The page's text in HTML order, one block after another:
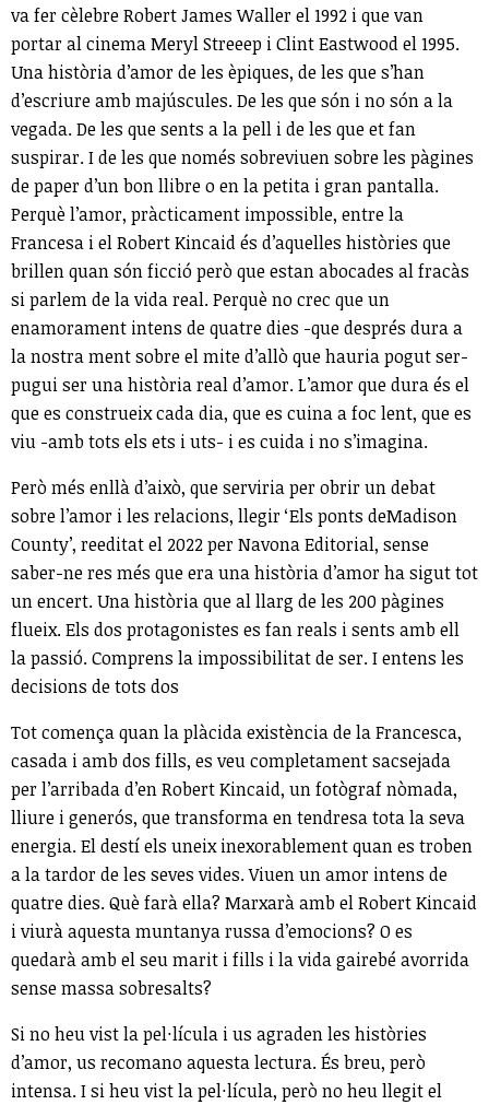
va fer cèlebre Robert James Waller el 1992 i que van
portar al cinema Meryl Streeep i Clint Eastwood el 1995.
Una història d’amor de les èpiques, de les que s’han
d’escriure amb majúscules. De les que són i no són a la
vegada. De les que sents a la pell i de les que et fan
suspirar. I de les que només sobreviuen sobre les pàgines
de paper d’un bon llibre o en la petita i gran pantalla.
Perquè l’amor, pràcticament impossible, entre la
Francesa i el Robert Kincaid és d’aquelles històries que
brillen quan són ficció però que estan abocades al fracàs
si parlem de la vida real. Perquè no crec que un
enamorament intens de quatre dies -que després dura a
la nostra ment sobre el mite d’allò que hauria pogut ser-
pugui ser una història real d’amor. L’amor que dura és el
que es construeix cada dia, que es cuina a foc lent, que es
viu -amb tots els ets i uts- i es cuida i no s’imagina.
Però més enllà d’això, que serviria per obrir un debat
sobre l’amor i les relacions, llegir ‘Els ponts deMadison
County’, reeditat el 2022 per Navona Editorial, sense
saber-ne res més que era una història d’amor ha sigut tot
un encert. Una història que al llarg de les 200 pàgines
flueix. Els dos protagonistes es fan reals i sents amb ell
la passió. Comprens la impossibilitat de ser. I entens les
decisions de tots dos
Tot comença quan la plàcida existència de la Francesca,
casada i amb dos fills, es veu completament sacsejada
per l’arribada d’en Robert Kincaid, un fotògraf nòmada,
lliure i generós, que transforma en tendresa tota la seva
energia. El destí els uneix inexorablement quan es troben
a la tardor de les seves vides. Viuen un amor intens de
quatre dies. Què farà ella? Marxarà amb el Robert Kincaid
i viurà aquesta muntanya russa d’emocions? O es
quedarà amb el seu marit i fills i la vida gairebé avorrida
sense massa sobresalts?
Si no heu vist la pel·lícula i us agraden les històries
d’amor, us recomano aquesta lectura. És breu, però
intensa. I si heu vist la pel·lícula, però no heu llegit el